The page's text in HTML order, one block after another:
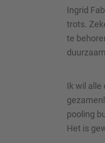
Ingrid
trots.
te
Ik wil alle
pooling
Het is